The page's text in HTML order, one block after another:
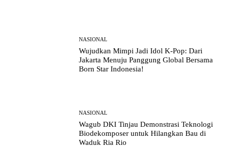
NASIONAL
Wujudkan Mimpi Jadi Idol K-Pop: Dari
Jakarta Menuju Panggung Global Bersama
Born Star Indonesia!
NASIONAL
Wagub DKI Tinjau Demonstrasi Teknologi
Biodekomposer untuk Hilangkan Bau di
Waduk Ria Rio